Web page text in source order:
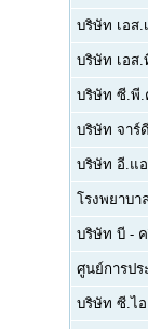
บริษัท เอส
บริษัท เอส
บริษัท ซี.พี.
บริษัท จาร์
บริษัท อี.แ
โรงพยาบ
บริษัท บี -
ศูนย์การป
บริษัท ซี.ไ